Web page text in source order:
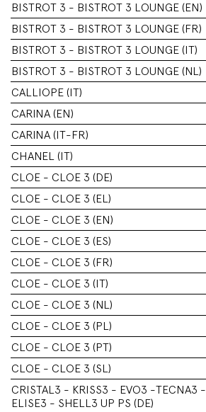
BISTROT 3 - BISTROT 3 LOUNGE (EN)
BISTROT 3 - BISTROT 3 LOUNGE (FR)
BISTROT 3 - BISTROT 3 LOUNGE (IT)
BISTROT 3 - BISTROT 3 LOUNGE (NL)
CALLIOPE (IT)
CARINA (EN)
CARINA (IT-FR)
CHANEL (IT)
CLOE - CLOE 3 (DE)
CLOE - CLOE 3 (EL)
CLOE - CLOE 3 (EN)
CLOE - CLOE 3 (ES)
CLOE - CLOE 3 (FR)
CLOE - CLOE 3 (IT)
CLOE - CLOE 3 (NL)
CLOE - CLOE 3 (PL)
CLOE - CLOE 3 (PT)
CLOE - CLOE 3 (SL)
CRISTAL3 - KRISS3 - EVO3 -TECNA3 -
ELISE3 - SHELL3 UP PS (DE)